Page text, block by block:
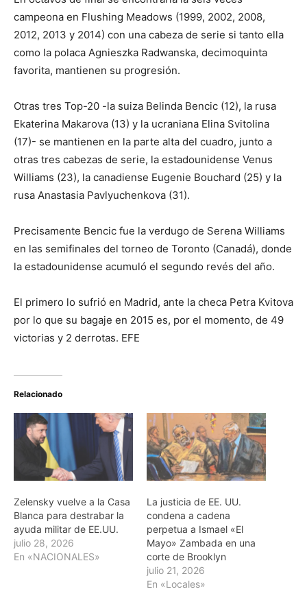
campeona en Flushing Meadows (1999, 2002, 2008,
2012, 2013 y 2014) con una cabeza de serie si tanto ella
como la polaca Agnieszka Radwanska, decimoquinta
favorita, mantienen su progresión.
Otras tres Top-20 -la suiza Belinda Bencic (12), la rusa
Ekaterina Makarova (13) y la ucraniana Elina Svitolina
(17)- se mantienen en la parte alta del cuadro, junto a
otras tres cabezas de serie, la estadounidense Venus
Williams (23), la canadiense Eugenie Bouchard (25) y la
rusa Anastasia Pavlyuchenkova (31).
Precisamente Bencic fue la verdugo de Serena Williams
en las semifinales del torneo de Toronto (Canadá), donde
la estadounidense acumuló el segundo revés del año.
El primero lo sufrió en Madrid, ante la checa Petra Kvitova
por lo que su bagaje en 2015 es, por el momento, de 49
victorias y 2 derrotas. EFE
Relacionado
Zelensky vuelve a la Casa
Blanca para destrabar la
ayuda militar de EE.UU.
julio 28, 2026
En «NACIONALES»
La justicia de EE. UU.
condena a cadena
perpetua a Ismael «El
Mayo» Zambada en una
corte de Brooklyn
julio 21, 2026
En «Locales»